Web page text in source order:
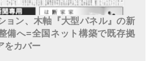
ョン、木軸『大型パネル』の新
備へ=全国ネット構築で既存拠
をカバー